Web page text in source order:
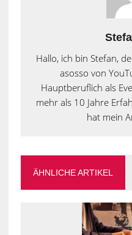
Hallo, ich bin Stefan,
asosso von
Hauptberuflich als
mehr als 10 Jahre
hat mein
ÄHNLICHE ARTIKEL